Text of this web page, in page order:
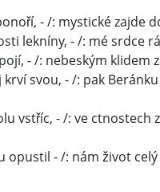
- /: mystické zajde
lekníny, - /: mé srdce
- /: nebeským klidem
svou, - /: pak
vstříc, - /: ve
opustil - /: nám život